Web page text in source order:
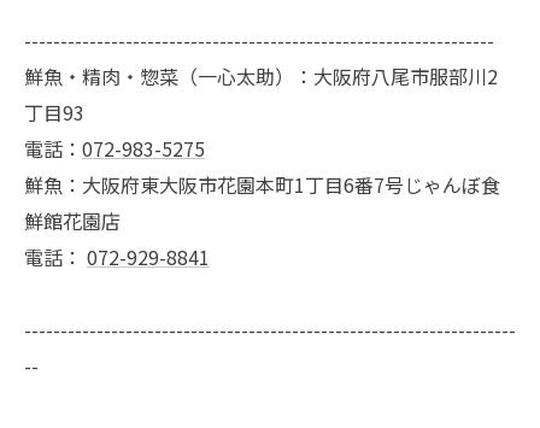
-----------------------------------------------------------------
鮮魚・精肉・惣菜（一心太助）：大阪府八尾市服部川2
丁目93
電話： 072-983-5275
鮮魚：大阪府東大阪市花園本町1丁目6番7号じゃんぼ食
鮮館花園店
電話： 072-929-8841
--------------------------------------------------------------------
--